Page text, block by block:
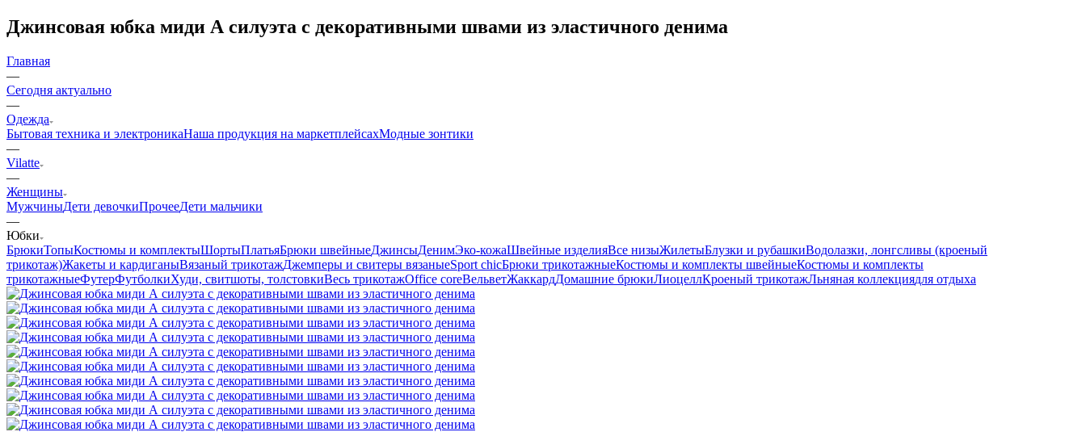
Джинсовая юбка миди А силуэта с декоративными швами из эластичного денима
Главная
—
Сегодня актуально
—
Одежда
Бытовая техника и электроникаНаша продукция на маркетплейсахМодные зонтики
—
Vilatte
—
Женщины
МужчиныДети девочкиПрочееДети мальчики
—
Юбки
БрюкиТопыКостюмы и комплектыШортыПлатьяБрюки швейныеДжинсыДенимЭко-кожаШвейные изделияВсе низыЖилетыБлузки и рубашкиВодолазки, лонгсливы (кроеный
трикотаж)Жакеты и кардиганыВязаный трикотажДжемперы и свитеры вязаныеSport chicБрюки трикотажныеКостюмы и комплекты швейныеКостюмы и комплекты
трикотажныеФутерФутболкиХуди, свитшоты, толстовкиВесь трикотажOffice coreВельветЖаккардДомашние брюкиЛиоцеллКроеный трикотажЛьняная коллекциядля отдыха